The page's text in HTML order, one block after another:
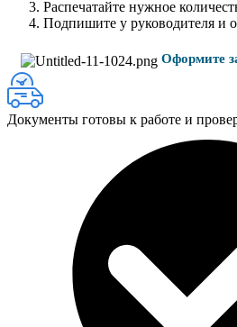
Распечатайте нужное
Подпишите у руководителя и
Оформите
Документы готовы к работе и